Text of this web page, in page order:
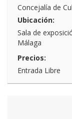
Concejalía de
Ubicación:
Sala de
Málaga
Precios:
Entrada Libre